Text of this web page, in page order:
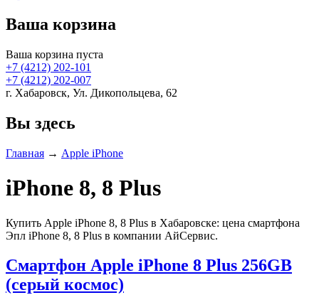
Ваша корзина
Ваша корзина пуста
+7 (4212) 202-101
+7 (4212) 202-007
г. Хабаровск, Ул. Дикопольцева, 62
Вы здесь
Главная → Apple iPhone
iPhone 8, 8 Plus
Купить Apple iPhone 8, 8 Plus в Хабаровске: цена смартфона
Эпл iPhone 8, 8 Plus в компании АйСервис.
Смартфон Apple iPhone 8 Plus 256GB
(серый космос)